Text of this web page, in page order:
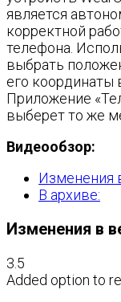
является
корректной
телефона.
выбрать
его координаты
Приложение
выберет то же
Видеообзор:
Изменения
В архиве:
Изменения в
3.5
Added option to